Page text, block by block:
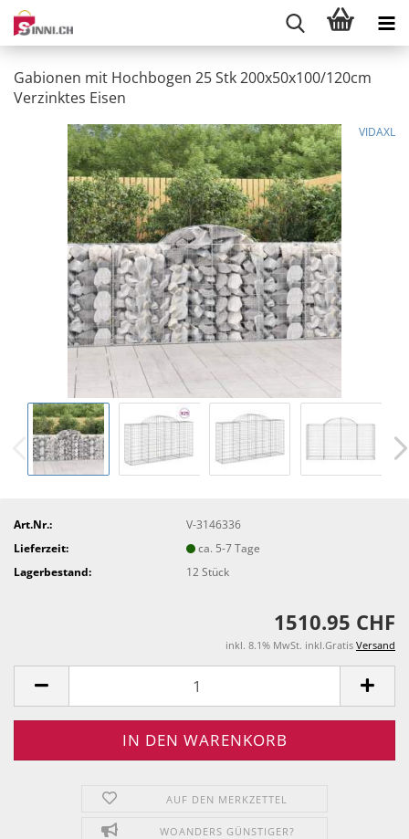
Gabionen mit Hochbogen 25 Stk 200x50x100/120cm
Verzinktes Eisen
VIDAXL
Art.Nr.:
V-3146336
Lieferzeit:
ca. 5-7 Tage
Lagerbestand:
12Stück
1510.95 CHF
inkl. 8.1% MwSt. inkl.Gratis Versand
AUF DEN MERKZETTEL
WOANDERS GÜNSTIGER?